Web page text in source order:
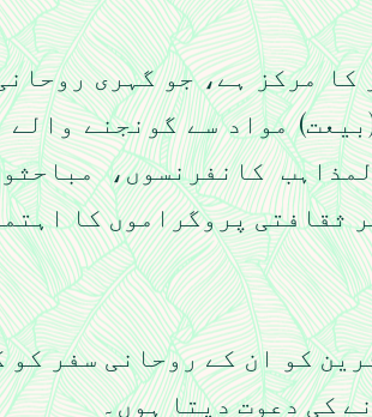
مرکز ہے، جو گہری
مواد سے گونجنے
کانفرنسوں،
ثقافتی پروگراموں کا
کو ان کے روحانی سفر کو
کی دعوت دیتا ہوں۔​